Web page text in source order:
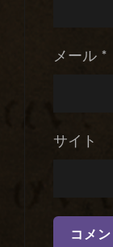
メール *
サイト